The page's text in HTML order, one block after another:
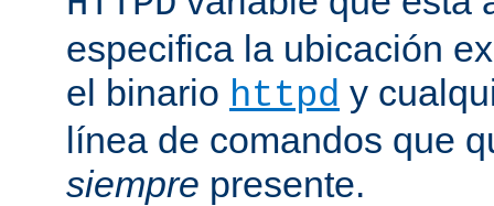
especifica la ubicación
el binario httpd y
línea de comandos que
siempre presente.